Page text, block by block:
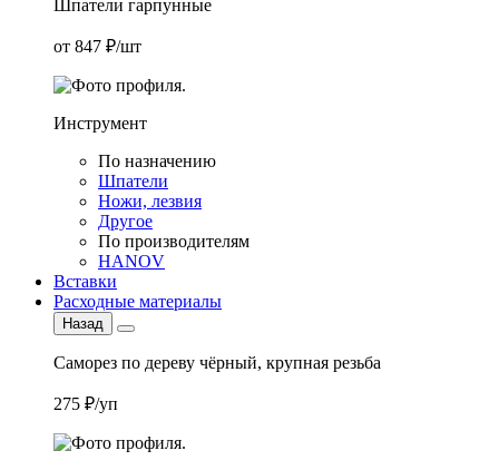
Шпатели гарпунные
от 847 ₽/шт
Инструмент
По назначению
Шпатели
Ножи, лезвия
Другое
По производителям
HANOV
Вставки
Расходные материалы
Назад
Саморез по дереву чёрный, крупная резьба
275 ₽/уп